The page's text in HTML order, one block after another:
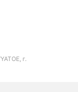
г.